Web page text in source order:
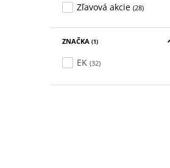
Zľavová akcie (28)
ZNAČKA (1)
EK (32)